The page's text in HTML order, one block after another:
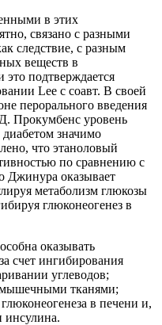
в этих
связано с разными
следствие, с разным
веществ в
это подтверждается
Lee с соавт. В своей
перорального введения
Прокумбенс уровень
значимо
что этаноловый
по сравнению с
Джинура оказывает
метаболизм глюкозы
глюконеогенез в
оказывать
счет ингибирования
углеводов;
тканями;
в печени и,
инсулина.